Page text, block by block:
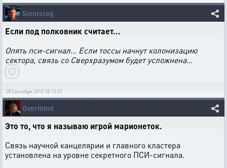
Sientolog
Если под полковник считает...
Опять пси-сигнал... Если тоссы начнут колонизацию
сектора, связь со Сверхразумом будет усложнена...
28 Сентября 2012 18:12:01
Overmind
Это то, что я называю игрой марионеток.
Связь научной канцелярии и главного кластера
установлена на уровне секретного ПСИ-сигнала.